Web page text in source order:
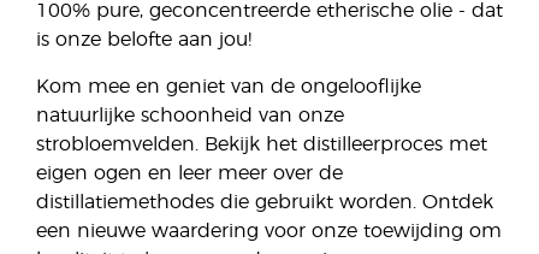
100% pure, geconcentreerde etherische olie - dat
is onze belofte aan jou!
Kom mee en geniet van de ongelooflijke
natuurlijke schoonheid van onze
strobloemvelden. Bekijk het distilleerproces met
eigen ogen en leer meer over de
distillatiemethodes die gebruikt worden. Ontdek
een nieuwe waardering voor onze toewijding om